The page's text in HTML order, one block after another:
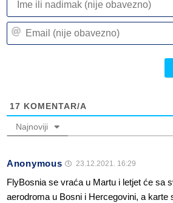
17 KOMENTAR/A
Najnoviji
Anonymous 23.12.2021. 16:29
FlyBosnia se vraća u Martu i letjet će sa
aerodroma u Bosni i Hercegovini, a karte